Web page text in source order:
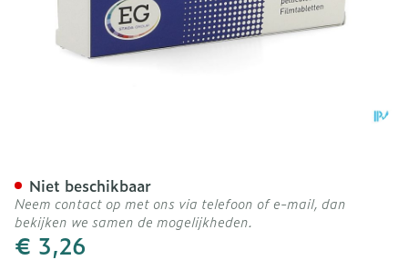
€ 3,26
Niet beschikbaar
Neem contact op met ons via telefoon of e-mail, dan
bekijken we samen de mogelijkheden.